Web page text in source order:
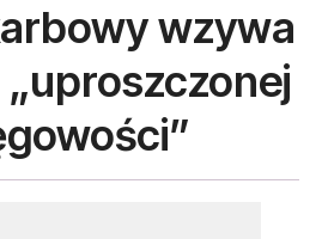
wzywa
„uproszczonej